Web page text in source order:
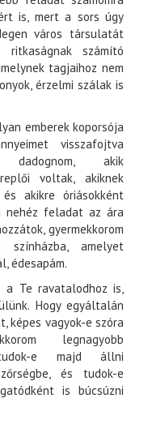
is, mert a sors úgy
város társulatát
ritkaságnak számító
tagjaihoz nem
érzelmi szálak is
emberek koporsója
visszafojtva
dadognom, akik
voltak, akiknek
akikre óriásokként
nehéz feladat az ára
gyermekkorom
amelyet
édesapám.
a Te ravatalodhoz is,
Hogy egyáltalán
képes vagyok-e szóra
legnagyobb
e majd állni
és tudok-e
is búcsúzni